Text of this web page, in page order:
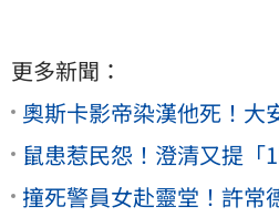
更多新聞：
奧斯卡影帝染漢他死！大
鼠患惹民怨！澄清又提「
撞死警員女赴靈堂！許常